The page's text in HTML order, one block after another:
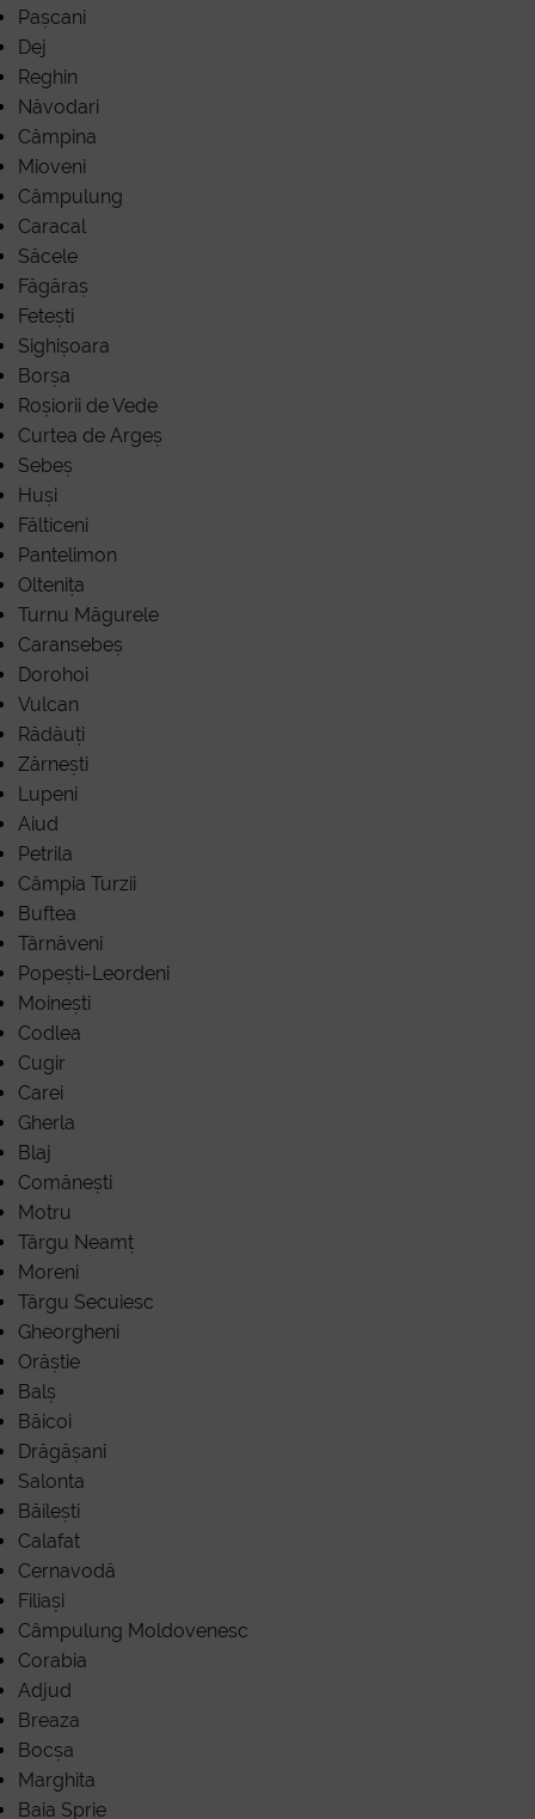
Pașcani
Dej
Reghin
Năvodari
Câmpina
Mioveni
Câmpulung
Caracal
Săcele
Făgăraș
Fetești
Sighișoara
Borșa
Roșiorii de Vede
Curtea de Argeș
Sebeș
Huși
Fălticeni
Pantelimon
Oltenița
Turnu Măgurele
Caransebeș
Dorohoi
Vulcan
Rădăuți
Zărnești
Lupeni
Aiud
Petrila
Câmpia Turzii
Buftea
Târnăveni
Popești-Leordeni
Moinești
Codlea
Cugir
Carei
Gherla
Blaj
Comănești
Motru
Târgu Neamț
Moreni
Târgu Secuiesc
Gheorgheni
Orăștie
Balș
Băicoi
Drăgășani
Salonta
Băilești
Calafat
Cernavodă
Filiași
Câmpulung Moldovenesc
Corabia
Adjud
Breaza
Bocșa
Marghita
Baia Sprie